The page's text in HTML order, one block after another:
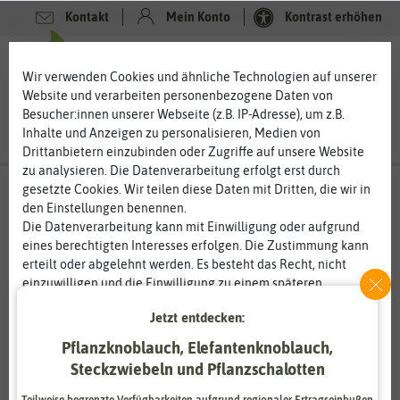
Kontakt Mein Konto Kontrast erhöhen
-50%
Wir verwenden Cookies und ähnliche Technologien auf unserer
Website und verarbeiten personenbezogene Daten von
Besucher:innen unserer Webseite (z.B. IP-Adresse), um z.B.
Inhalte und Anzeigen zu personalisieren, Medien von
Drittanbietern einzubinden oder Zugriffe auf unsere Website
zu analysieren. Die Datenverarbeitung erfolgt erst durch
gesetzte Cookies. Wir teilen diese Daten mit Dritten, die wir in
den Einstellungen benennen.
Die Datenverarbeitung kann mit Einwilligung oder aufgrund
eines berechtigten Interesses erfolgen. Die Zustimmung kann
erteilt oder abgelehnt werden. Es besteht das Recht, nicht
einzuwilligen und die Einwilligung zu einem späteren
Informationen zur Verwendung personenbezogener Daten und
den Diensten erklären wir in unserer
Daten­schutz­erklärung
Jetzt entdecken:
Pflanzknoblauch, Elefantenknoblauch,
Steckzwiebeln und Pflanzschalotten